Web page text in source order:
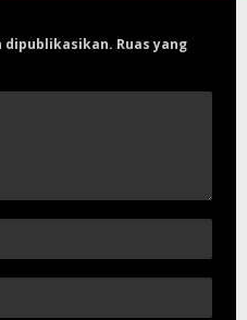
dipublikasikan. Ruas yang